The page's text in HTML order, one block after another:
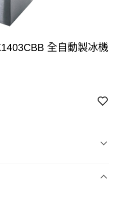
全自動製冰機